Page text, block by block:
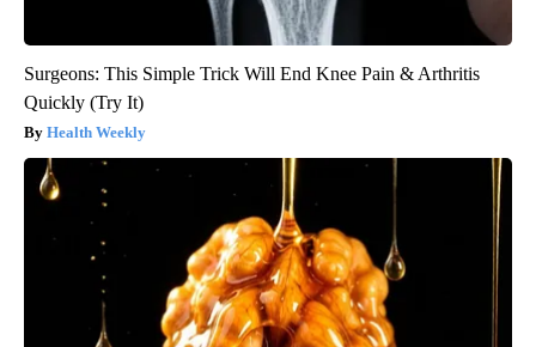
Surgeons: This Simple Trick Will End Knee Pain & Arthritis
Quickly (Try It)
Health Weekly